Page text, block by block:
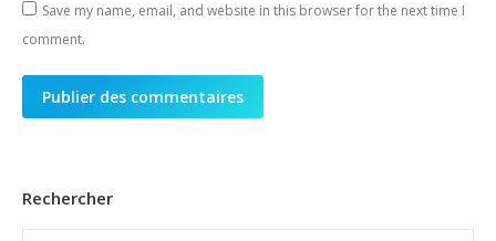
Save my name, email, and website in this browser for the next time I
comment.
Publier des commentaires
Rechercher